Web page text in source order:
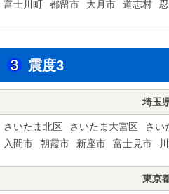
富士川町 都留市 大月市 道志村
震度3
埼玉
さいたま北区 さいたま大宮区 さい
入間市
朝霞市 新座市 富士見市
東京